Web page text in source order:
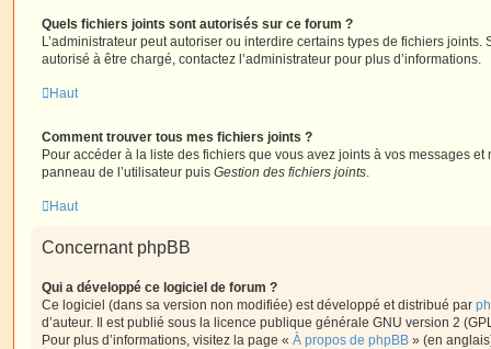
Quels fichiers joints sont autorisés sur ce forum ?
L’administrateur peut autoriser ou interdire certains types de fichiers joints.
autorisé à être chargé, contactez l’administrateur pour plus d’informations.
Haut
Comment trouver tous mes fichiers joints ?
Pour accéder à la liste des fichiers que vous avez joints à vos messages
panneau de l’utilisateur puis Gestion des fichiers joints.
Haut
Concernant phpBB
Qui a développé ce logiciel de forum ?
Ce logiciel (dans sa version non modifiée) est développé et distribué par
d’auteur. Il est publié sous la licence publique générale GNU version 2
Pour plus d’informations, visitez la page « À propos de phpBB » (en